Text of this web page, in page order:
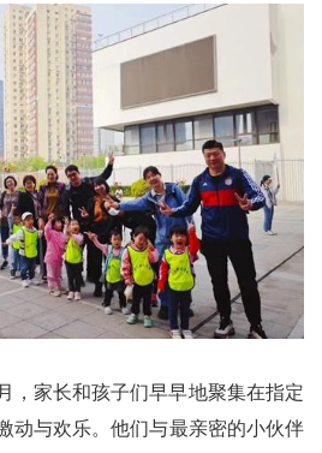
，家长和孩子们早早地聚集在指定
动与欢乐。他们与最亲密的小伙伴